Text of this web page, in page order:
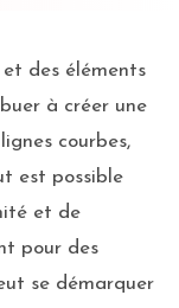
et des éléments
à créer une
courbes,
est possible
et de
pour des
se démarquer